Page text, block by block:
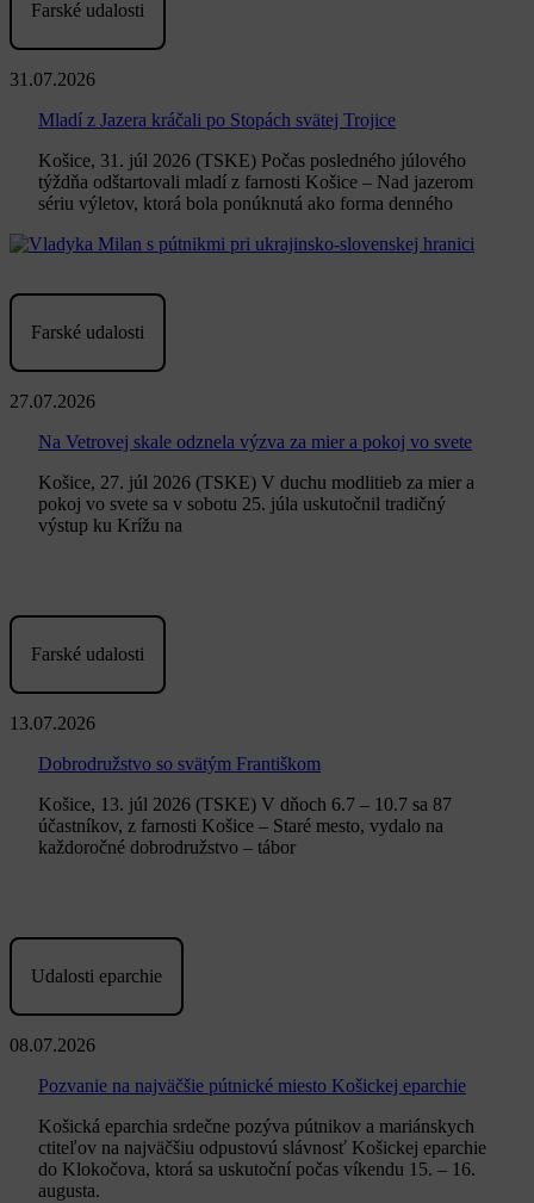
Farské udalosti
31.07.2026
Mladí z Jazera kráčali po Stopách svätej Trojice
Košice, 31. júl 2026 (TSKE) Počas posledného júlového
týždňa odštartovali mladí z farnosti Košice – Nad jazerom
sériu výletov, ktorá bola ponúknutá ako forma denného
Farské udalosti
27.07.2026
Na Vetrovej skale odznela výzva za mier a pokoj vo svete
Košice, 27. júl 2026 (TSKE) V duchu modlitieb za mier a
pokoj vo svete sa v sobotu 25. júla uskutočnil tradičný
výstup ku Krížu na
Farské udalosti
13.07.2026
Dobrodružstvo so svätým Františkom
Košice, 13. júl 2026 (TSKE) V dňoch 6.7 – 10.7 sa 87
účastníkov, z farnosti Košice – Staré mesto, vydalo na
každoročné dobrodružstvo – tábor
Udalosti eparchie
08.07.2026
Pozvanie na najväčšie pútnické miesto Košickej eparchie
Košická eparchia srdečne pozýva pútnikov a mariánskych
ctiteľov na najväčšiu odpustovú slávnosť Košickej eparchie
do Klokočova, ktorá sa uskutoční počas víkendu 15. – 16.
augusta.